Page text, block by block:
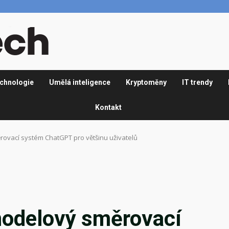
Umělá inteligence Kryptoměny IT trendy
Kontakt
systém ChatGPT pro většinu uživatelů
směrovací